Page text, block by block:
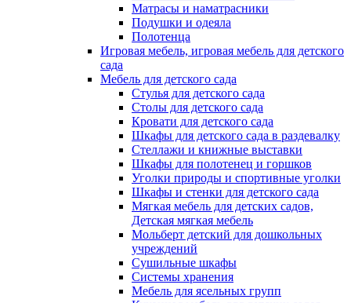
Матрасы и наматрасники
Подушки и одеяла
Полотенца
Игровая мебель, игровая мебель для детского
сада
Мебель для детского сада
Стулья для детского сада
Столы для детского сада
Кровати для детского сада
Шкафы для детского сада в раздевалку
Стеллажи и книжные выставки
Шкафы для полотенец и горшков
Уголки природы и спортивные уголки
Шкафы и стенки для детского сада
Мягкая мебель для детских садов,
Детская мягкая мебель
Мольберт детский для дошкольных
учреждений
Сушильные шкафы
Системы хранения
Мебель для ясельных групп